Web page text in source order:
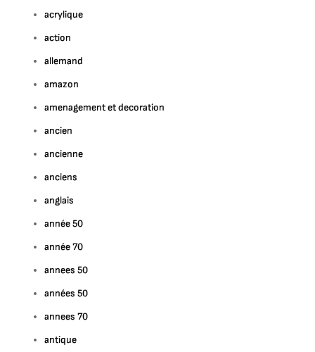
acrylique
action
allemand
amazon
amenagement et decoration
ancien
ancienne
anciens
anglais
année 50
année 70
annees 50
années 50
annees 70
antique